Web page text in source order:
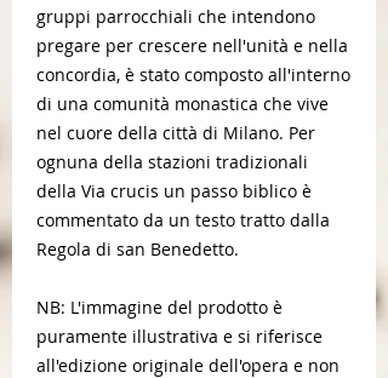
gruppi parrocchiali che intendono
pregare per crescere nell'unità e nella
concordia, è stato composto all'interno
di una comunità monastica che vive
nel cuore della città di Milano. Per
ognuna della stazioni tradizionali
della Via crucis un passo biblico è
commentato da un testo tratto dalla
Regola di san Benedetto.
NB: L'immagine del prodotto è
puramente illustrativa e si riferisce
all'edizione originale dell'opera e non